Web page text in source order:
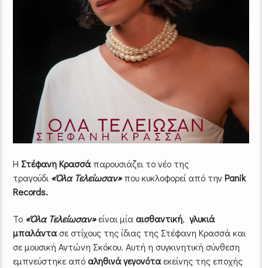
Η Στέφανη Κρασσά παρουσιάζει το νέο της
τραγούδι «Όλα Τελείωσαν»που κυκλοφορεί από τηνPanik
Records.
Το «Όλα Τελείωσαν»είναι μία αισθαντική,γλυκιά
μπαλάντα σε στίχους της ίδιας της Στέφανη Κρασσά και
σε μουσική Αντώνη Σκόκου. Αυτή η συγκινητική σύνθεση
εμπνεύστηκε από αληθινά γεγονόταεκείνης της εποχής